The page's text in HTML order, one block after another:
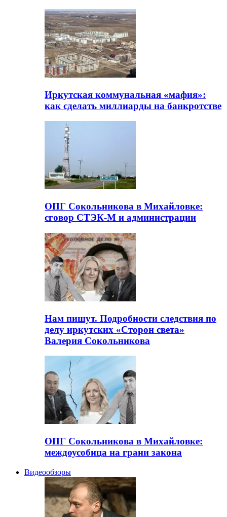
Иркутская коммунальная «мафия»:
как сделать миллиарды на банкротстве
ОПГ Сокольникова в Михайловке:
сговор СТЭК-М и администрации
Нам пишут. Подробности следствия по
делу иркутских «Сторон света»
Валерия Сокольникова
ОПГ Сокольникова в Михайловке:
междоусобица на грани закона
Видеообзоры